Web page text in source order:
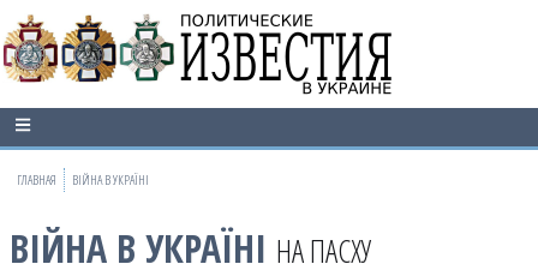
ГЛАВНАЯ ВІЙНА В УКРАЇНІ
ВІЙНА В УКРАЇНІ НА ПАСХУ